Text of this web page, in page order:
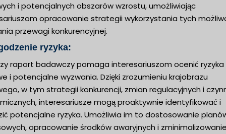
i potencjalnych obszarów wzrostu, umożliwiając
opracowanie strategii wykorzystania tych
przewagi konkurencyjnej.
ryzyka:
raport badawczy pomaga interesariuszom ocenić ryzyka
i potencjalne wyzwania. Dzięki zrozumieniu krajobrazu
w tym strategii konkurencji, zmian regulacyjnych i
interesariusze mogą proaktywnie identyfikować i
potencjalne ryzyka. Umożliwia im to dostosowanie
opracowanie środków awaryjnych i